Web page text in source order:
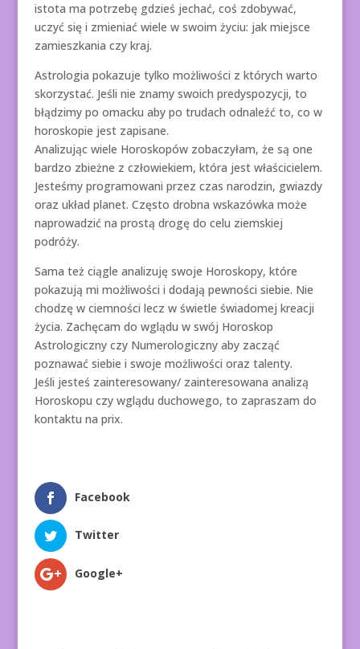
istota ma potrzebę gdzieś jechać, coś zdobywać,
uczyć się i zmieniać wiele w swoim życiu: jak miejsce
zamieszkania czy kraj.
Astrologia pokazuje tylko możliwości z których warto
skorzystać. Jeśli nie znamy swoich predyspozycji, to
błądzimy po omacku aby po trudach odnaleźć to, co w
horoskopie jest zapisane.
Analizując wiele Horoskopów zobaczyłam, że są one
bardzo zbieżne z człowiekiem, która jest właścicielem.
Jesteśmy programowani przez czas narodzin, gwiazdy
oraz układ planet. Często drobna wskazówka może
naprowadzić na prostą drogę do celu ziemskiej
podróży.
Sama też ciągle analizuję swoje Horoskopy, które
pokazują mi możliwości i dodają pewności siebie. Nie
chodzę w ciemności lecz w świetle świadomej kreacji
życia. Zachęcam do wglądu w swój Horoskop
Astrologiczny czy Numerologiczny aby zacząć
poznawać siebie i swoje możliwości oraz talenty.
Jeśli jesteś zainteresowany/ zainteresowana analizą
Horoskopu czy wglądu duchowego, to zapraszam do
kontaktu na prix.
Facebook
Twitter
Google+